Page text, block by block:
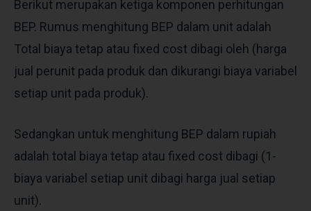
Berikut merupakan ketiga komponen perhitungan
BEP. Rumus menghitung BEP dalam unit adalah
Total biaya tetap atau fixed cost dibagi oleh (harga
jual perunit pada produk dan dikurangi biaya variabel
setiap unit pada produk).
Sedangkan untuk menghitung BEP dalam rupiah
adalah total biaya tetap atau fixed cost dibagi (1-
biaya variabel setiap unit dibagi harga jual setiap
unit).